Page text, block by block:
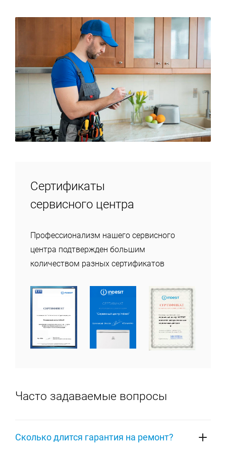
Сертификаты
сервисного центра
Профессионализм нашего сервисного
центра подтвержден большим
количеством разных сертификатов
Часто задаваемые вопросы
Сколько длится гарантия на ремонт?